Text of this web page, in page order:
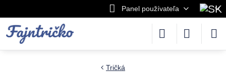
Panel používateľa
Tričká